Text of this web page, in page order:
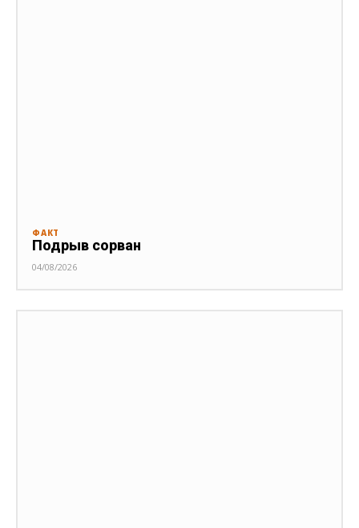
ФАКТ
Подрыв сорван
04/08/2026